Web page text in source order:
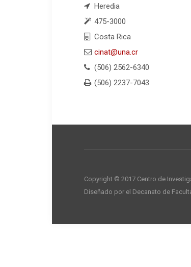
Heredia
475-3000
Costa Rica
cinat@una.cr
(506) 2562-6340
(506) 2237-7043
Copyright © 2017 Centro de
Diseñado por el Decanato de